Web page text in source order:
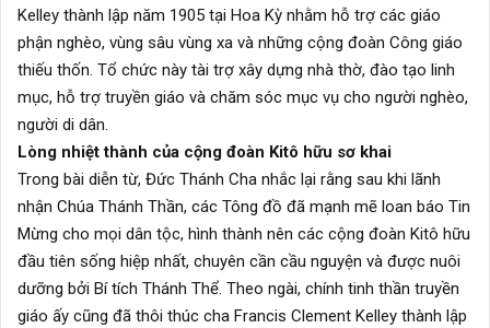
Kelley thành lập năm 1905 tại Hoa Kỳ nhằm hỗ trợ các giáo
phận nghèo, vùng sâu vùng xa và những cộng đoàn Công giáo
thiếu thốn. Tổ chức này tài trợ xây dựng nhà thờ, đào tạo linh
mục, hỗ trợ truyền giáo và chăm sóc mục vụ cho người nghèo,
người di dân.
Lòng nhiệt thành của cộng đoàn Kitô hữu sơ khai
Trong bài diễn từ, Đức Thánh Cha nhắc lại rằng sau khi lãnh
nhận Chúa Thánh Thần, các Tông đồ đã mạnh mẽ loan báo Tin
Mừng cho mọi dân tộc, hình thành nên các cộng đoàn Kitô hữu
đầu tiên sống hiệp nhất, chuyên cần cầu nguyện và được nuôi
dưỡng bởi Bí tích Thánh Thể. Theo ngài, chính tinh thần truyền
giáo ấy cũng đã thôi thúc cha Francis Clement Kelley thành lập